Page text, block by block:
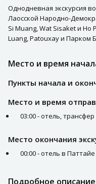
Однодневная экскурсия
Лаосской Народно-
Si Muang, Wat Sisaket и
Luang, Patouxay и Парком
Место и время
Пункты начала и
Место и время
03:00 - отель,
Место окончания
00:00 - отель в Паттайе
Подробное описание